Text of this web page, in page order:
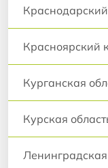
Красноярский
Курганская
Курская
Ленинградская